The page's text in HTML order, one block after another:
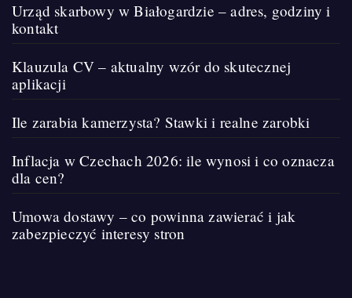
Urząd skarbowy w Białogardzie – adres, godziny i
kontakt
Klauzula CV – aktualny wzór do skutecznej
aplikacji
Ile zarabia kamerzysta? Stawki i realne zarobki
Inflacja w Czechach 2026: ile wynosi i co oznacza
dla cen?
Umowa dostawy – co powinna zawierać i jak
zabezpieczyć interesy stron